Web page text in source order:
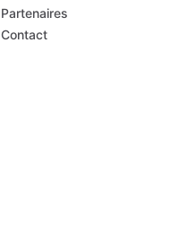
Partenaires
Contact